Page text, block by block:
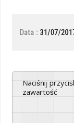
Data : 31/07/
Naciśnij przycisk odtwarzania, aby odsłuchać tę
zawartość